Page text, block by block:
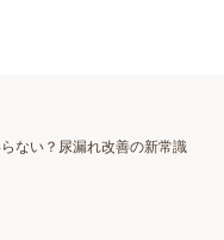
ない？尿漏れ改善の新常識